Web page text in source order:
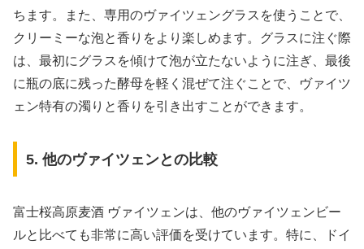
ちます。また、専用のヴァイツェングラスを使うことで、
クリーミーな泡と香りをより楽しめます。グラスに注ぐ際
は、最初にグラスを傾けて泡が立たないように注ぎ、最後
に瓶の底に残った酵母を軽く混ぜて注ぐことで、ヴァイツ
ェン特有の濁りと香りを引き出すことができます。
5. 他のヴァイツェンとの比較
富士桜高原麦酒 ヴァイツェンは、他のヴァイツェンビー
ルと比べても非常に高い評価を受けています。特に、ドイ